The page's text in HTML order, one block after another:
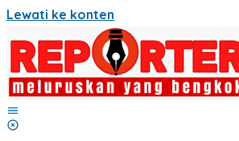
Lewati ke konten